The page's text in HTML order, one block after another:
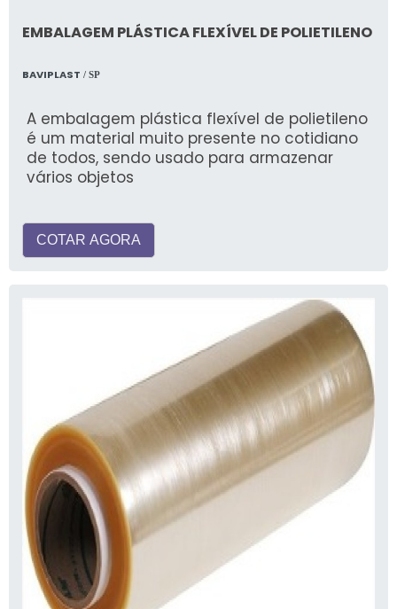
EMBALAGEM PLÁSTICA FLEXÍVEL DE POLIETILENO
BAVIPLAST / SP
A embalagem plástica flexível de polietileno
é um material muito presente no cotidiano
de todos, sendo usado para armazenar
vários objetos
COTAR AGORA